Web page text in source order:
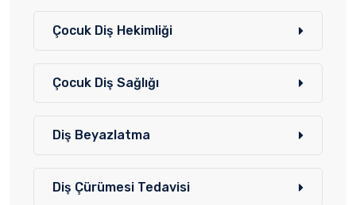
Çocuk Diş Hekimliği
Çocuk Diş Sağlığı
Diş Beyazlatma
Diş Çürümesi Tedavisi